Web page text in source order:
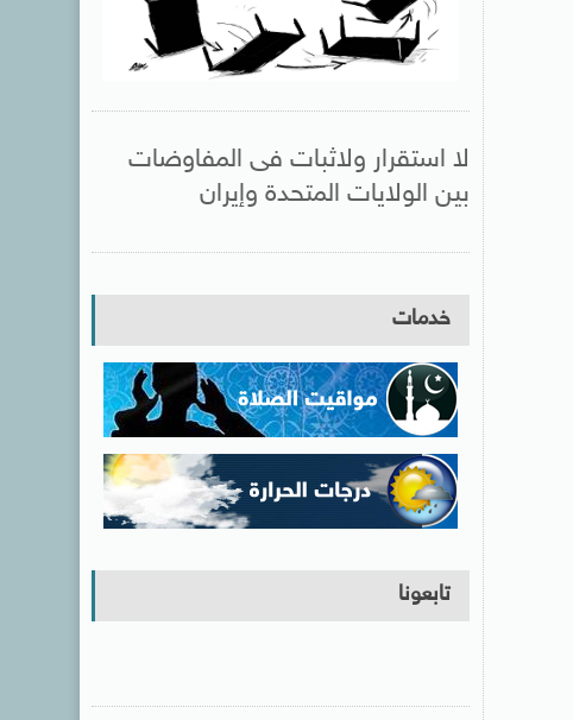
لا استقرار ولاثبات فى المفاوضات
بين الولايات المتحدة وإيران
خدمات
تابعونا